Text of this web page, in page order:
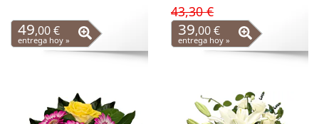
49,00 €
entrega hoy »
43,30 €
39,00 €
entrega hoy »